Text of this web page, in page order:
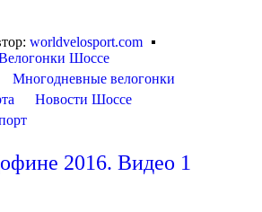
worldvelosport.com
Шоссе
Многодневные велогонки
Новости Шоссе
2016. Видео 1